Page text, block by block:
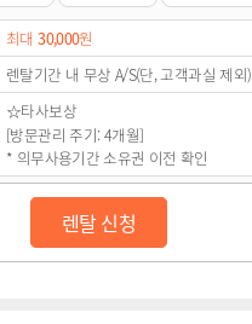
최대30,000원
렌탈기간 내 무상 A/S(단, 고객과실 제외)
☆타사보상
[방문관리 주기: 4개월]
* 의무사용기간 소유권 이전 확인
렌탈 신청